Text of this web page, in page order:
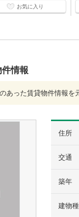
お気に入り
情報
あった賃貸物件情報を
住所
交通
築年
建物